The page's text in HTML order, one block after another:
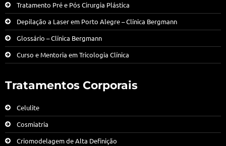
Tratamento Pré e Pós Cirurgia Plástica
Depilação a Laser em Porto Alegre – Clínica Bergmann
Glossário – Clínica Bergmann
Curso e Mentoria em Tricologia Clínica
Tratamentos Corporais
Celulite
Cosmiatria
Criomodelagem de Alta Definição